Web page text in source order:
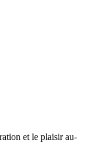
et le plaisir au-